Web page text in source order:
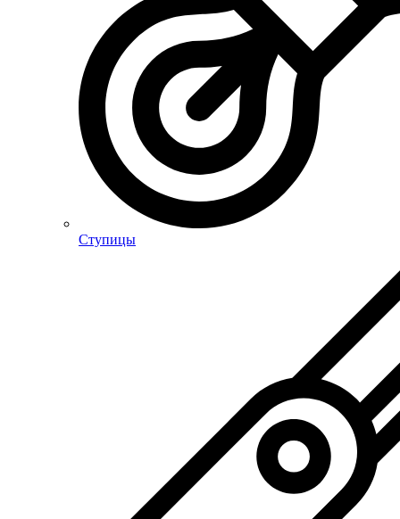
Ступицы